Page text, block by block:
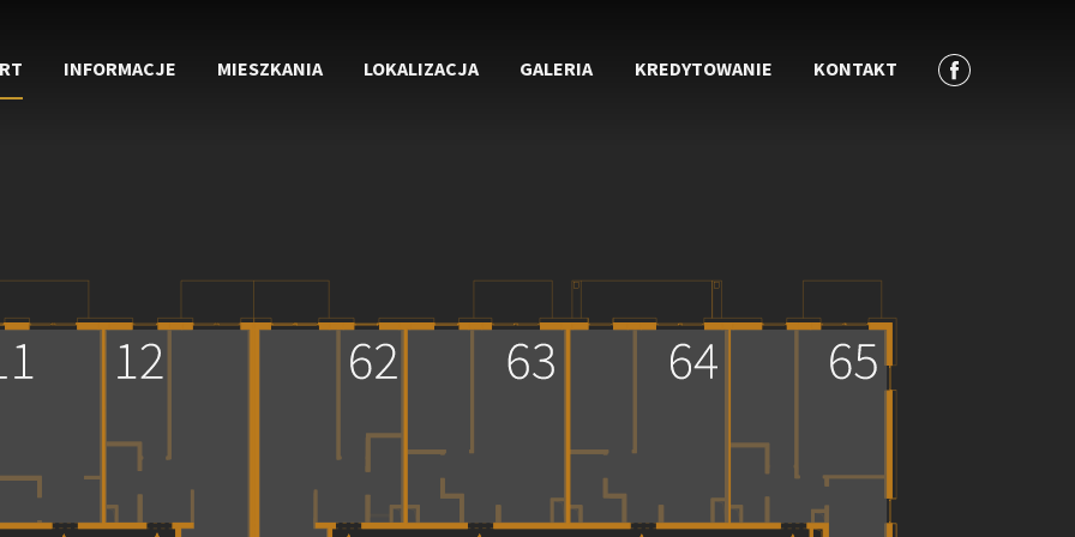
INFORMACJE MIESZKANIA LOKALIZACJA GALERIA KREDYTOWANIE KONTAKT